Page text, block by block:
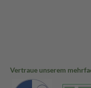
Vertraue unserem